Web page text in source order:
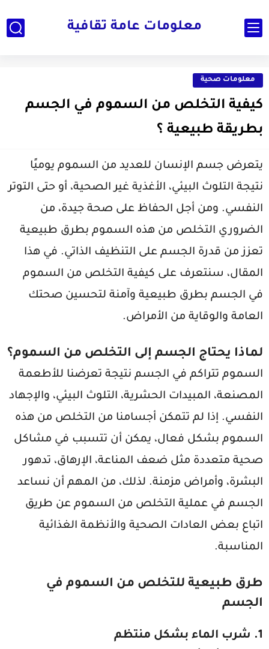
معلومات عامة ثقافية
معلومات صحية
كيفية التخلص من السموم في الجسم
بطريقة طبيعية ؟
يتعرض جسم الإنسان للعديد من السموم يوميًا
نتيجة التلوث البيئي، الأغذية غير الصحية، أو حتى التوتر
النفسي. ومن أجل الحفاظ على صحة جيدة، من
الضروري التخلص من هذه السموم بطرق طبيعية
تعزز من قدرة الجسم على التنظيف الذاتي. في هذا
المقال، سنتعرف على كيفية التخلص من السموم
في الجسم بطرق طبيعية وآمنة لتحسين صحتك
العامة والوقاية من الأمراض.
لماذا يحتاج الجسم إلى التخلص من السموم؟
السموم تتراكم في الجسم نتيجة تعرضنا للأطعمة
المصنعة، المبيدات الحشرية، التلوث البيئي، والإجهاد
النفسي. إذا لم تتمكن أجسامنا من التخلص من هذه
السموم بشكل فعال، يمكن أن تتسبب في مشاكل
صحية متعددة مثل ضعف المناعة، الإرهاق، تدهور
البشرة، وأمراض مزمنة. لذلك، من المهم أن نساعد
الجسم في عملية التخلص من السموم عن طريق
اتباع بعض العادات الصحية والأنظمة الغذائية
المناسبة.
طرق طبيعية للتخلص من السموم في
الجسم
1. شرب الماء بشكل منتظم